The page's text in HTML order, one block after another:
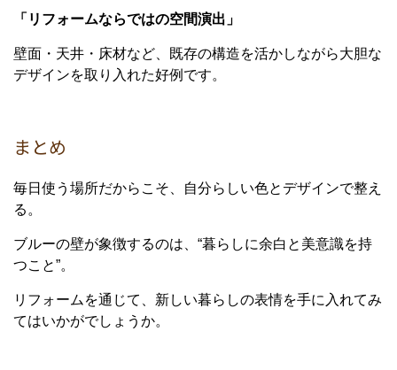
「リフォームならではの空間演出」
壁面・天井・床材など、既存の構造を活かしながら大胆な
デザインを取り入れた好例です。
まとめ
毎日使う場所だからこそ、自分らしい色とデザインで整え
る。
ブルーの壁が象徴するのは、“暮らしに余白と美意識を持
つこと”。
リフォームを通じて、新しい暮らしの表情を手に入れてみ
てはいかがでしょうか。